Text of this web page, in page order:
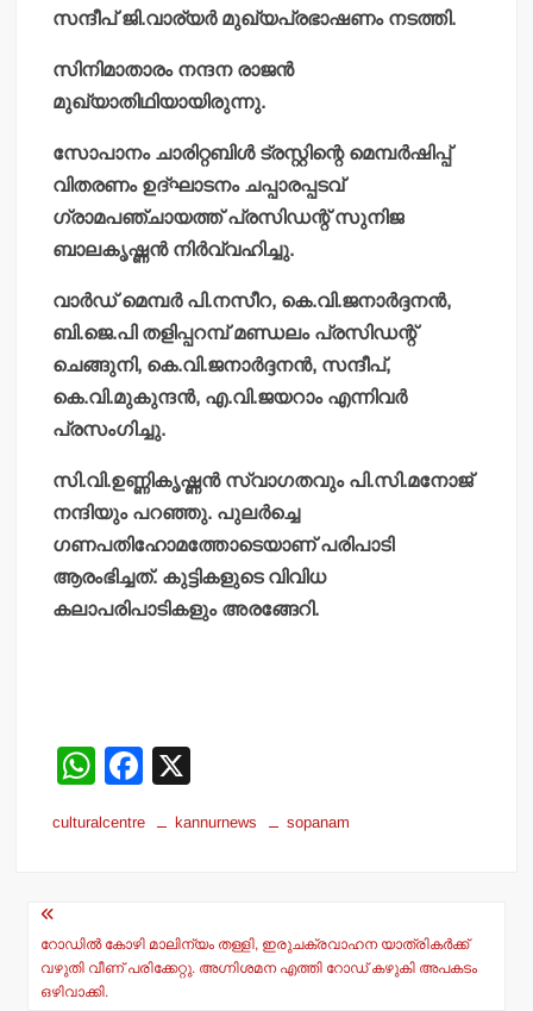
സന്ദീപ് ജി.വാര്യര്‍ മുഖ്യപ്രഭാഷണം നടത്തി.
സിനിമാതാരം നന്ദന രാജന്‍
മുഖ്യാതിഥിയായിരുന്നു.
സോപാനം ചാരിറ്റബിള്‍ ട്രസ്റ്റിന്റെ മെമ്പര്‍ഷിപ്പ്
വിതരണം ഉദ്ഘാടനം ചപ്പാരപ്പടവ്
ഗ്രാമപഞ്ചായത്ത് പ്രസിഡന്റ് സുനിജ
ബാലകൃഷ്ണന്‍ നിര്‍വ്വഹിച്ചു.
വാര്‍ഡ് മെമ്പര്‍ പി.നസീറ, കെ.വി.ജനാര്‍ദ്ദനന്‍,
ബി.ജെ.പി തളിപ്പറമ്പ് മണ്ഡലം പ്രസിഡന്റ്
ചെങ്ങുനി, കെ.വി.ജനാര്‍ദ്ദനന്‍, സന്ദീപ്,
കെ.വി.മുകുന്ദന്‍, എ.വി.ജയറാം എന്നിവര്‍
പ്രസംഗിച്ചു.
സി.വി.ഉണ്ണികൃഷ്ണന്‍ സ്വാഗതവും പി.സി.മനോജ്
നന്ദിയും പറഞ്ഞു. പുലര്‍ച്ചെ
ഗണപതിഹോമത്തോടെയാണ് പരിപാടി
ആരംഭിച്ചത്. കുട്ടികളുടെ വിവിധ
കലാപരിപാടികളും അരങ്ങേറി.
W
at
p
p
F
c
o
culturalcentre kannurnews sopanam
Post
navigation
റോഡിൽ കോഴി മാലിന്യം തള്ളി, ഇരുചക്രവാഹന യാത്രികർക്ക്
വഴുതി വീണ് പരിക്കേറ്റു. അഗ്നിശമന എത്തി റോഡ് കഴുകി അപകടം
ഒഴിവാക്കി.